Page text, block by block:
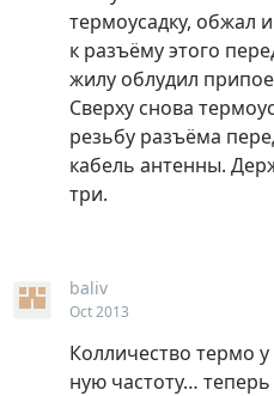
термоусадку, обжал
к разъёму этого
жилу облудил
Сверху снова
резьбу разъёма
кабель антенны.
три.
baliv
Oct 2013
Колличество термо
ную частоту… теперь